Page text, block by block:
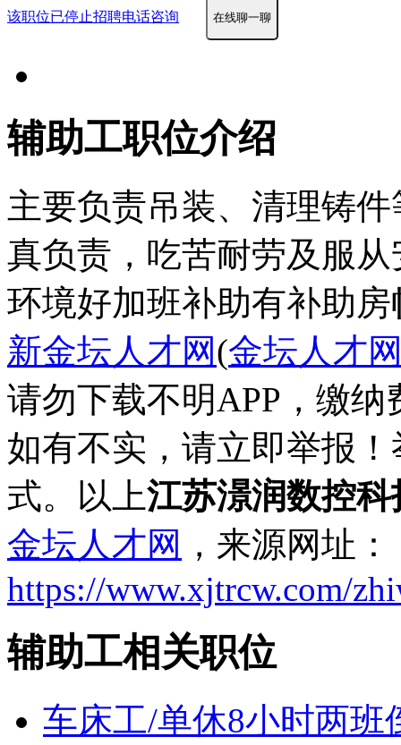
该职位已停止招聘电话咨询 在线聊一聊
辅助工职位介绍
主要负责吊装、清理铸
真负责，吃苦耐劳及服从
环境好加班补助有补助
新金坛人才网(金坛人才
请勿下载不明APP，缴
如有不实，请立即举报
式。以上江苏澋润数控
金坛人才网 ，来源网址：
https://www.xjtrcw.com/
辅助工相关职位
车床工/单休8小时两班